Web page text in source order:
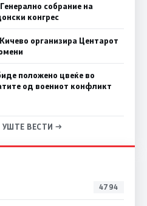
собрание на
конгрес
организира Центарот
положено цвеќе во
од воениот конфликт
ВЕСТИ →
4794